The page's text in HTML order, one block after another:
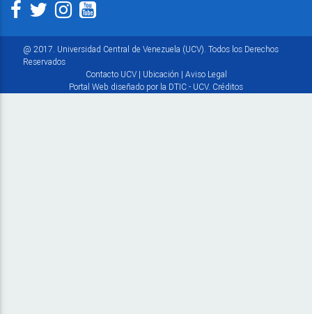
@ 2017. Universidad Central de Venezuela (UCV). Todos los Derechos
Reservados
Contacto UCV| Ubicación | Aviso Legal
Portal Web diseñado por la DTIC - UCV. Créditos